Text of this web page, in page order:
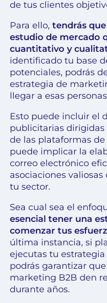
de tus clientes
Para ello, tendrás
estudio de mercado
cuantitativo y
identificado tu base
potenciales, podrás
estrategia de
llegar a esas
Esto puede incluir el
publicitarias
de las plataformas de
puede implicar la
correo electrónico
asociaciones
tu sector.
Sea cual sea el
esencial tener una
comenzar tus
última instancia, si
ejecutas tu
podrás garantizar
marketing B2B den
durante años.